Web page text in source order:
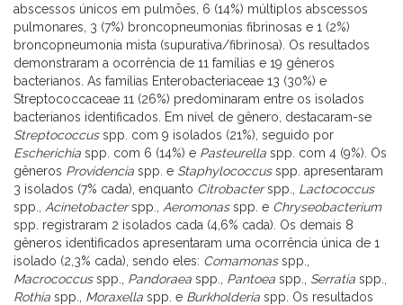
abscessos únicos em pulmões, 6 (14%) múltiplos abscessos
pulmonares, 3 (7%) broncopneumonias fibrinosas e 1 (2%)
broncopneumonia mista (supurativa/fibrinosa). Os resultados
demonstraram a ocorrência de 11 famílias e 19 gêneros
bacterianos. As famílias Enterobacteriaceae 13 (30%) e
Streptococcaceae 11 (26%) predominaram entre os isolados
bacterianos identificados. Em nível de gênero, destacaram-se
Streptococcusspp. com 9 isolados (21%), seguido por
Escherichia spp. com 6 (14%) e Pasteurella spp. com 4 (9%). Os
gêneros Providencia spp. e Staphylococcusspp. apresentaram
3 isolados (7% cada), enquanto Citrobacterspp., Lactococcus
spp., Acinetobacterspp., Aeromonasspp. e Chryseobacterium
spp. registraram 2 isolados cada (4,6% cada). Os demais 8
gêneros identificados apresentaram uma ocorrência única de 1
isolado (2,3% cada), sendo eles: Comamonasspp.,
Macrococcusspp., Pandoraea spp., Pantoea spp., Serratia spp.,
Rothia spp., Moraxella spp. e Burkholderia spp. Os resultados